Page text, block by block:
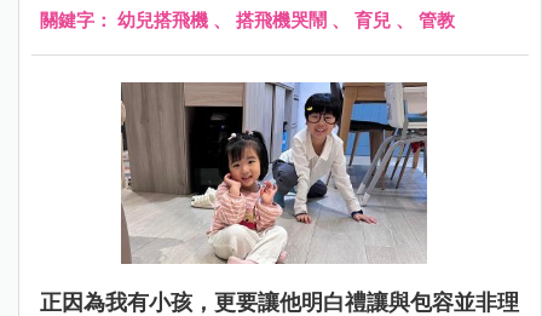
關鍵字： 幼兒搭飛機 、 搭飛機哭鬧 、 育兒 、 管教
正因為我有小孩，更要讓他明白禮讓與包容並非理